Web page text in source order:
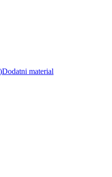
Dodatni material